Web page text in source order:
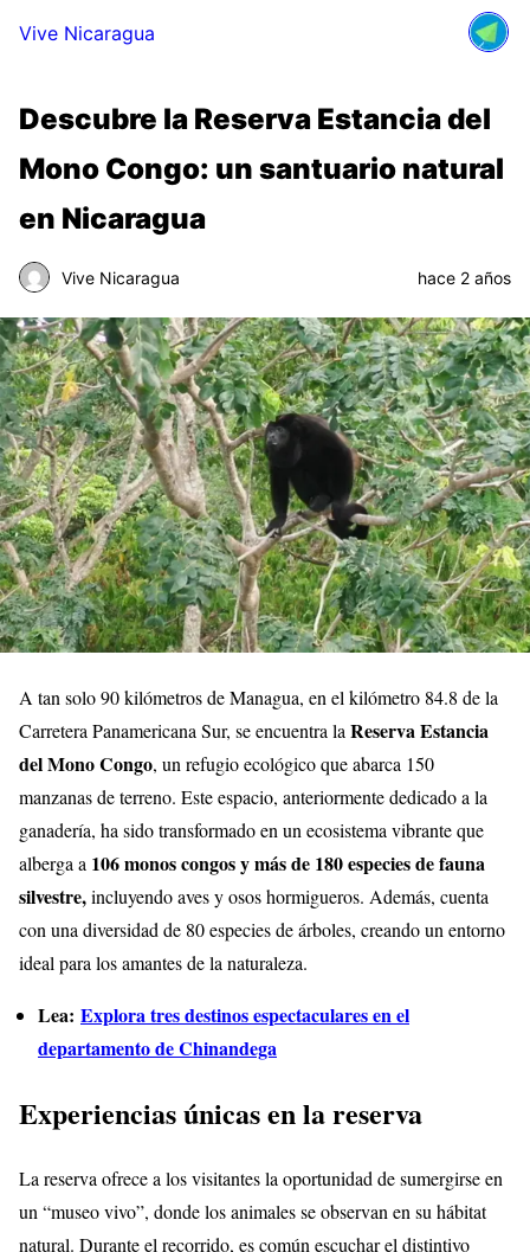
Vive Nicaragua
Descubre la Reserva Estancia del
Mono Congo: un santuario natural
en Nicaragua
Vive Nicaragua hace 2 años
A tan solo 90 kilómetros de Managua, en el kilómetro 84.8 de la
Carretera Panamericana Sur, se encuentra la Reserva Estancia
del Mono Congo, un refugio ecológico que abarca 150
manzanas de terreno. Este espacio, anteriormente dedicado a la
ganadería, ha sido transformado en un ecosistema vibrante que
alberga a 106 monos congos y más de 180 especies de fauna
silvestre,incluyendo aves y osos hormigueros. Además, cuenta
con una diversidad de 80 especies de árboles, creando un entorno
ideal para los amantes de la naturaleza.
Lea: Explora tres destinos espectaculares en el
departamento de Chinandega
Experiencias únicas en la reserva
La reserva ofrece a los visitantes la oportunidad de sumergirse en
un “museo vivo”, donde los animales se observan en su hábitat
natural. Durante el recorrido, es común escuchar el distintivo